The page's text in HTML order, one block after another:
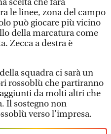
scelta che farà
le linee, zona del campo
può giocare più vicino
della marcatura come
Zecca a destra è
squadra ci sarà un
rossoblù che partiranno
da molti altri che
Il sostegno non
verso l’impresa.